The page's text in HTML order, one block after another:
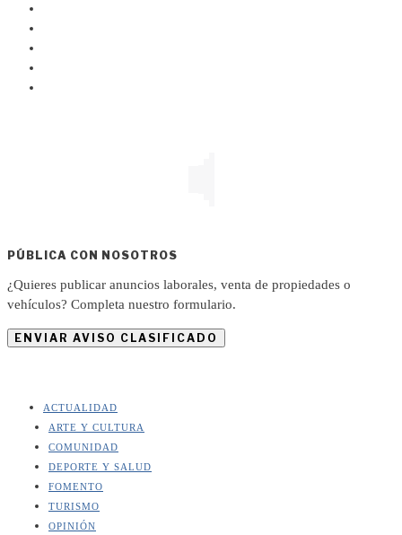
PÚBLICA CON NOSOTROS
¿Quieres publicar anuncios laborales, venta de propiedades o
vehículos? Completa nuestro formulario.
ENVIAR AVISO CLASIFICADO
ACTUALIDAD
ARTE Y CULTURA
COMUNIDAD
DEPORTE Y SALUD
FOMENTO
TURISMO
OPINIÓN